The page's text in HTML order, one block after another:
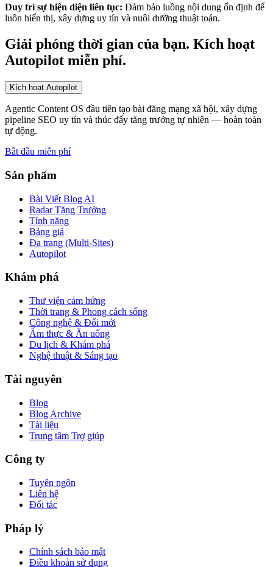
Duy trì sự hiện diện liên tục: Đảm bảo luồng nội dung ổn định để
luôn hiển thị, xây dựng uy tín và nuôi dưỡng thuật toán.
Giải phóng thời gian của bạn. Kích hoạt
Autopilot miễn phí.
Kích hoạt Autopilot
Agentic Content OS đầu tiên tạo bài đăng mạng xã hội, xây dựng
pipeline SEO uy tín và thúc đẩy tăng trưởng tự nhiên — hoàn toàn
tự động.
Bắt đầu miễn phí
Sản phẩm
Bài Viết Blog AI
Radar Tăng Trưởng
Tính năng
Bảng giá
Đa trang (Multi-Sites)
Autopilot
Khám phá
Thư viện cảm hứng
Thời trang & Phong cách sống
Công nghệ & Đổi mới
Ẩm thực & Ăn uống
Du lịch & Khám phá
Nghệ thuật & Sáng tạo
Tài nguyên
Blog
Blog Archive
Tài liệu
Trung tâm Trợ giúp
Công ty
Tuyên ngôn
Liên hệ
Đối tác
Pháp lý
Chính sách bảo mật
Điều khoản sử dụng